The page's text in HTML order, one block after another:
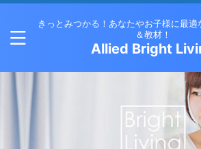
きっとみつかる！あなたやお子様に最
＆教材！
Allied Bright